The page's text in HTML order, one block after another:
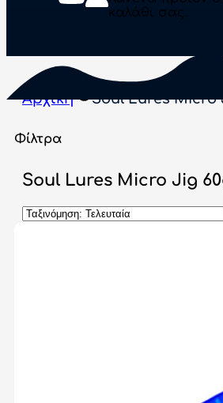
καλάθι σας.
Αρχική Soul Lures Micro
Φίλτρα
Soul Lures Micro Jig